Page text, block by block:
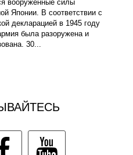
вооруженные силы
Японии. В соответствии с
декларацией в 1945 году
была разоружена и
30...